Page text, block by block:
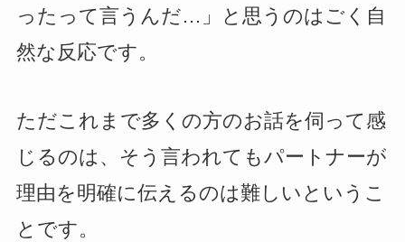
ったって言うんだ…」と思うのはごく自
然な反応です。
ただこれまで多くの方のお話を伺って感
じるのは、そう言われてもパートナーが
理由を明確に伝えるのは難しいというこ
とです。